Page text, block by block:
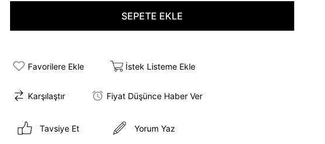
Favorilere Ekle İstek Listeme Ekle
Karşılaştır Fiyat Düşünce Haber Ver
Tavsiye Et Yorum Yaz